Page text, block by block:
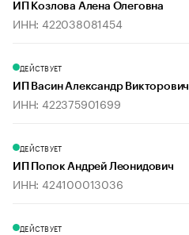
ИП Козлова Алена Олеговна
ИНН: 422038081454
ДЕЙСТВУЕТ
ИП Васин Александр Викторович
ИНН: 422375901699
ДЕЙСТВУЕТ
ИП Попок Андрей Леонидович
ИНН: 424100013036
ДЕЙСТВУЕТ